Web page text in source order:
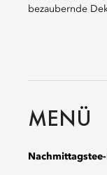
bezaubernde
MENÜ